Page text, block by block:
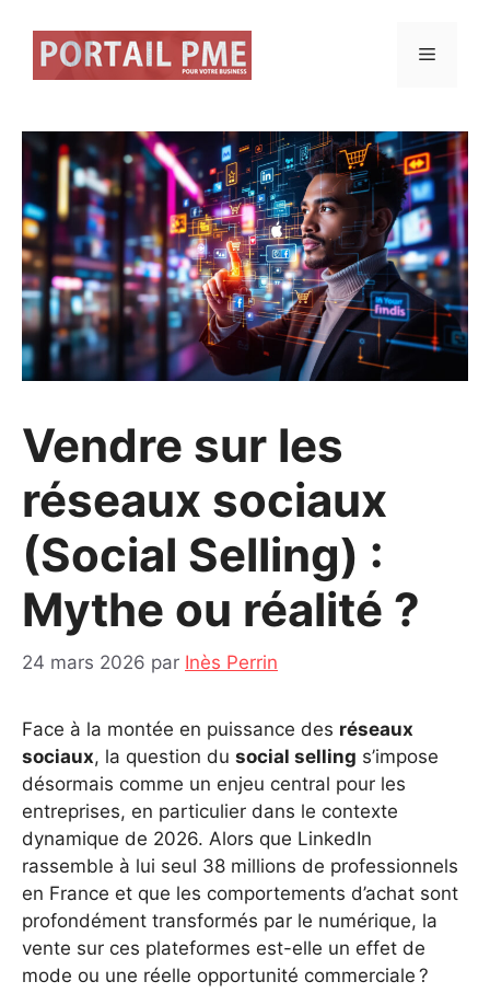
contenu
Menu
Vendre sur les
réseaux sociaux
(Social Selling) :
Mythe ou réalité ?
24 mars 2026 par Inès Perrin
Face à la montée en puissance des réseaux
sociaux, la question du social selling s’impose
désormais comme un enjeu central pour les
entreprises, en particulier dans le contexte
dynamique de 2026. Alors que LinkedIn
rassemble à lui seul 38 millions de professionnels
en France et que les comportements d’achat sont
profondément transformés par le numérique, la
vente sur ces plateformes est-elle un effet de
mode ou une réelle opportunité commerciale ?